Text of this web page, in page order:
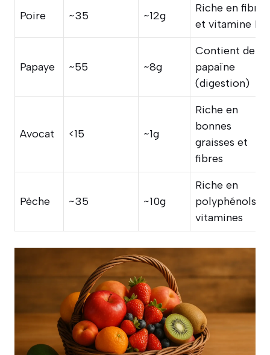
Poire ~35 ~12g
Riche en fibres
et vitamine K
Papaye ~55 ~8g
Contient de la
papaïne
(digestion)
Avocat <15 ~1g
Riche en
bonnes
graisses et
fibres
Pêche ~35 ~10g
Riche en
polyphénols et
vitamines